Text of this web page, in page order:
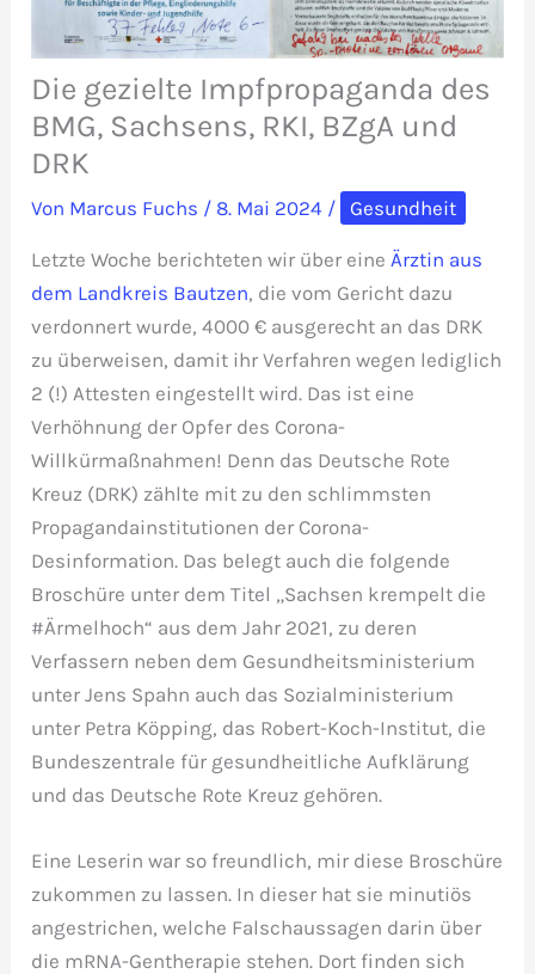
Die gezielte Impfpropaganda des
BMG, Sachsens, RKI, BZgA und
DRK
Von Marcus Fuchs / 8. Mai 2024 / Gesundheit
Letzte Woche berichteten wir über eine Ärztin aus
dem Landkreis Bautzen, die vom Gericht dazu
verdonnert wurde, 4000 € ausgerecht an das DRK
zu überweisen, damit ihr Verfahren wegen lediglich
2 (!) Attesten eingestellt wird. Das ist eine
Verhöhnung der Opfer des Corona-
Willkürmaßnahmen! Denn das Deutsche Rote
Kreuz (DRK) zählte mit zu den schlimmsten
Propagandainstitutionen der Corona-
Desinformation. Das belegt auch die folgende
Broschüre unter dem Titel „Sachsen krempelt die
#Ärmelhoch“ aus dem Jahr 2021, zu deren
Verfassern neben dem Gesundheitsministerium
unter Jens Spahn auch das Sozialministerium
unter Petra Köpping, das Robert-Koch-Institut, die
Bundeszentrale für gesundheitliche Aufklärung
und das Deutsche Rote Kreuz gehören.
Eine Leserin war so freundlich, mir diese Broschüre
zukommen zu lassen. In dieser hat sie minutiös
angestrichen, welche Falschaussagen darin über
die mRNA-Gentherapie stehen. Dort finden sich